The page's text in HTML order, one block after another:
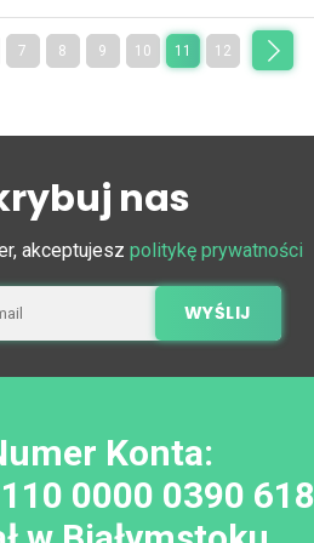
7 8 9 10 11 12
następna
»
nas
akceptujesz politykę prywatności
Konta:
0000 0390